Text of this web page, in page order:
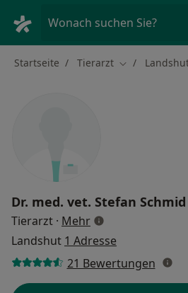
Wonach suchen Sie?
Startseite Tierarzt Stadt ändern
Dr. med. vet. Stefan Schmid
Tierarzt · Mehrüber
Landshut 1 Adresse
21 Bewertungen